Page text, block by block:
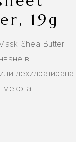
19g
Shea Butter
в
дехидратирана
мекота.